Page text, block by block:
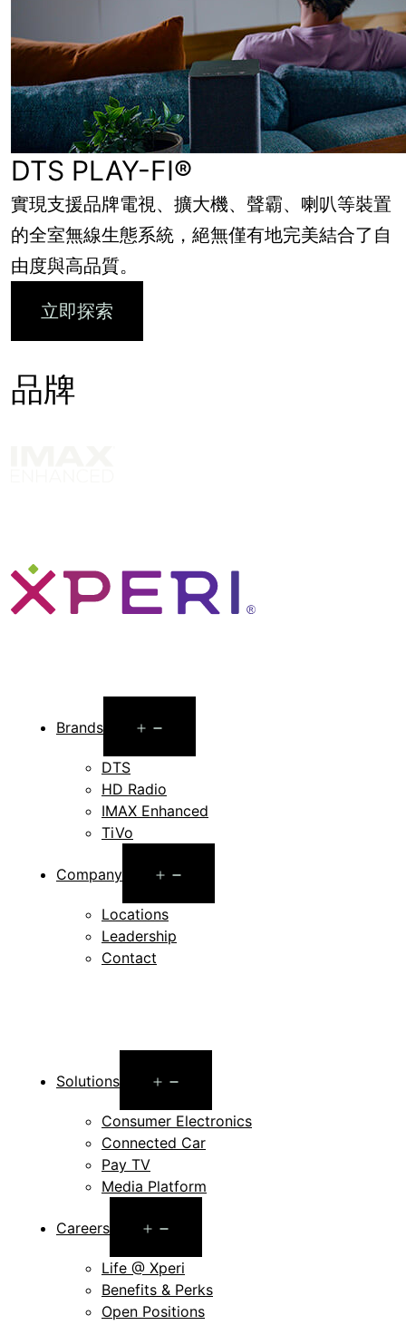
DTS PLAY-FI®
實現支援品牌電視、擴大機、聲霸、喇叭等裝置
的全室無線生態系統，絕無僅有地完美結合了自
由度與高品質。
立即探索
品牌
Brands
menu
DTS
HD Radio
IMAX Enhanced
TiVo
Company
menu
Locations
Leadership
Contact
Solutions
menu
Consumer Electronics
Connected Car
Pay TV
Media Platform
Careers
menu
Life @ Xperi
Benefits & Perks
Open Positions